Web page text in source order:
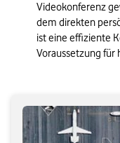
Videokonferenz
dem direkten
ist eine effiziente
Voraussetzung für